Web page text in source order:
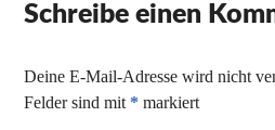
Schreibe einen
Deine E-Mail-Adresse wird nicht
Felder sind mit * markiert